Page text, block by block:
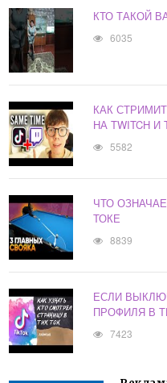
КТО ТАКОЙ
6035
КАК
НА TWITCH И
5582
ЧТО
ТОКЕ
8839
ЕСЛИ
ПРОФИЛЯ В
7423